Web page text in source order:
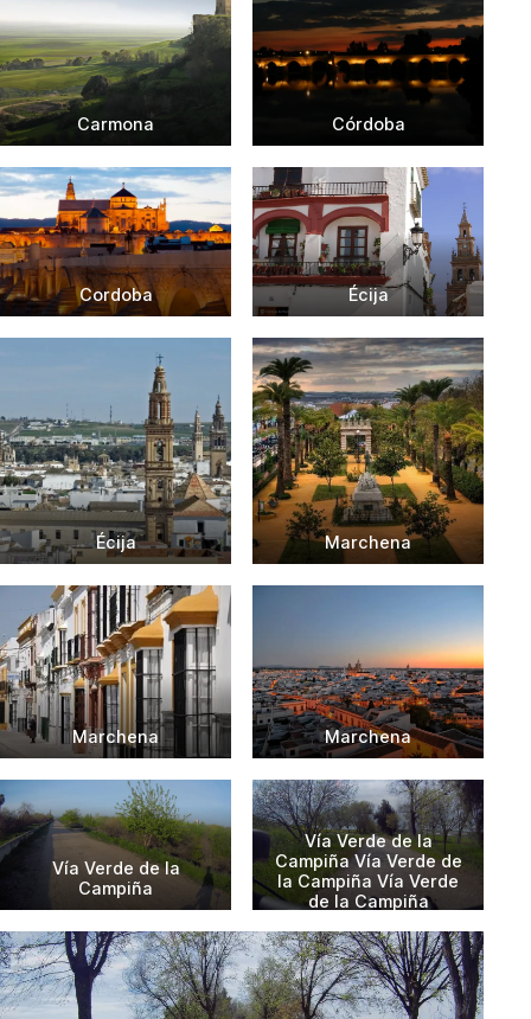
Carmona Córdoba
Cordoba Écija
Écija Marchena
Marchena Marchena
Vía Verde de la
Campiña
Vía Verde de la
Campiña Vía Verde de
la Campiña Vía Verde
de la Campiña